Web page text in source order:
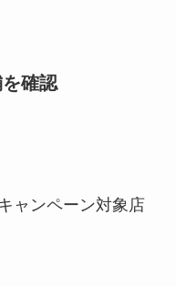
確認
ャンペーン対象店